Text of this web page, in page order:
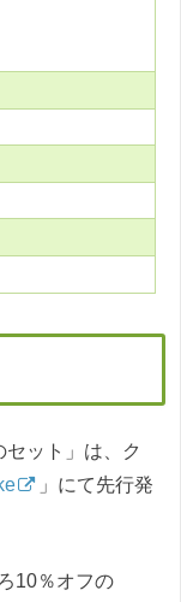
セット」は、ク
」にて先行発
10％オフの